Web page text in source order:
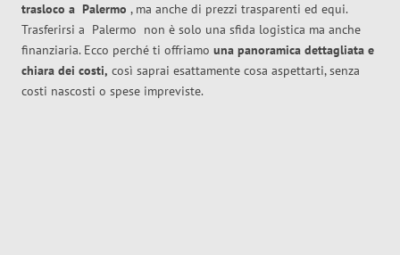
trasloco a Palermo , ma anche di prezzi trasparenti ed equi.
Trasferirsi a Palermo non è solo una sfida logistica ma anche
finanziaria. Ecco perché ti offriamo una panoramica dettagliata e
chiara dei costi, così saprai esattamente cosa aspettarti, senza
costi nascosti o spese impreviste.